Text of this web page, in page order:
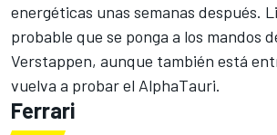
energéticas unas semanas después.
probable que se ponga a los mandos
Verstappen, aunque también está
vuelva a probar el AlphaTauri.
Ferrari